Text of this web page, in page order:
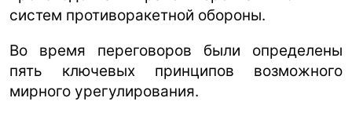
систем противоракетной обороны.
Во время переговоров были определены
пять ключевых принципов возможного
мирного урегулирования.